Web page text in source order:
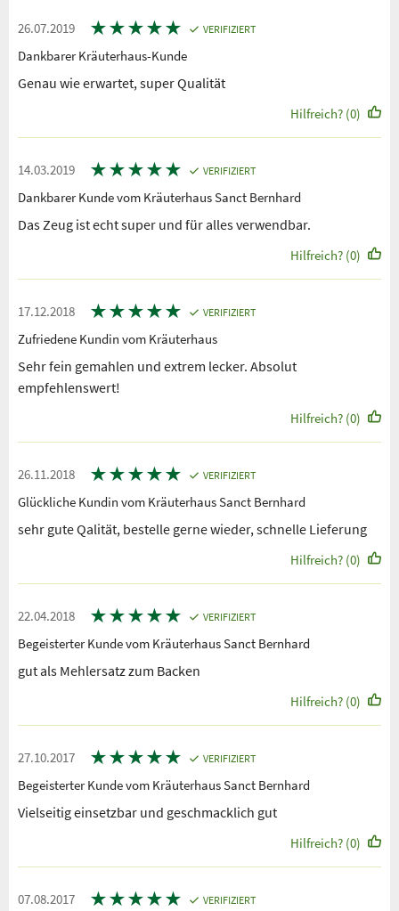
26.07.2019 ★★★★★ VERIFIZIERT
Dankbarer Kräuterhaus-Kunde
Genau wie erwartet, super Qualität
Hilfreich? (0)
14.03.2019 ★★★★★ VERIFIZIERT
Dankbarer Kunde vom Kräuterhaus Sanct Bernhard
Das Zeug ist echt super und für alles verwendbar.
Hilfreich? (0)
17.12.2018 ★★★★★ VERIFIZIERT
Zufriedene Kundin vom Kräuterhaus
Sehr fein gemahlen und extrem lecker. Absolut
empfehlenswert!
Hilfreich? (0)
26.11.2018 ★★★★★ VERIFIZIERT
Glückliche Kundin vom Kräuterhaus Sanct Bernhard
sehr gute Qalität, bestelle gerne wieder, schnelle Lieferung
Hilfreich? (0)
22.04.2018 ★★★★★ VERIFIZIERT
Begeisterter Kunde vom Kräuterhaus Sanct Bernhard
gut als Mehlersatz zum Backen
Hilfreich? (0)
27.10.2017 ★★★★★ VERIFIZIERT
Begeisterter Kunde vom Kräuterhaus Sanct Bernhard
Vielseitig einsetzbar und geschmacklich gut
Hilfreich? (0)
07.08.2017 ★★★★★ VERIFIZIERT